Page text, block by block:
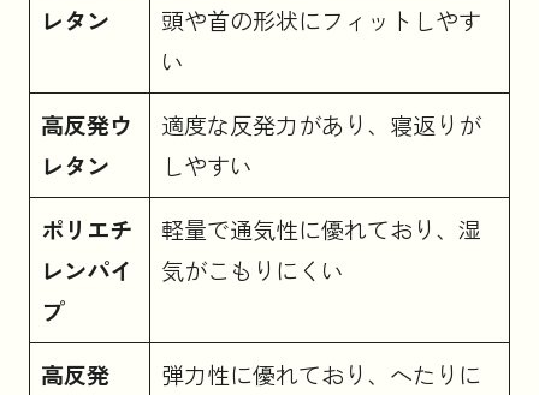
レタン
頭や首の形状にフィットしやす
い
高反発ウ
レタン
適度な反発力があり、寝返りが
しやすい
ポリエチ
レンパイ
プ
軽量で通気性に優れており、湿
気がこもりにくい
高反発
弾力性に優れており、へたりに